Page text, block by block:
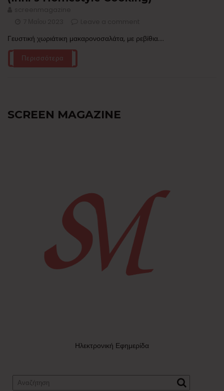
Γευστική χωριάτικη μακαρονοσαλάτα, με ρεβίθια....
Περισσότερα
SCREEN MAGAZINE
Ηλεκτρονική Εφημερίδα